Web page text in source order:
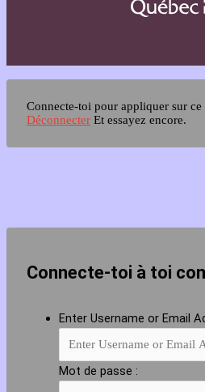
Connecte-toi pour appliquer sur ce
Déconnecter Et essayez encore.
Connecte-toi à toi
Enter Username or Email
Mot de passe :